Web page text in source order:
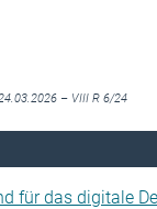
– VIII R 6/24
für das digitale